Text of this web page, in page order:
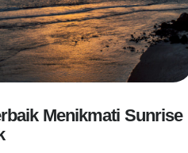
Menikmati Sunrise